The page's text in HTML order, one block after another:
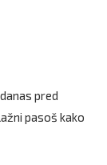
pred
pasoš kako